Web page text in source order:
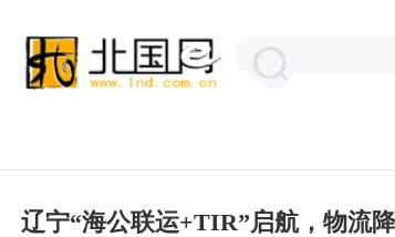
辽宁“海公联运+TIR”启航，物流